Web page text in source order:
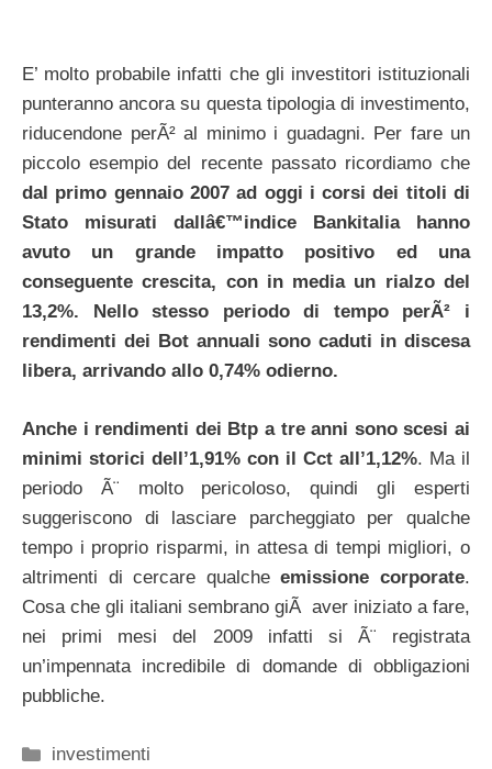
E’ molto probabile infatti che gli investitori istituzionali
punteranno ancora su questa tipologia di investimento,
riducendone perÃ² al minimo i guadagni. Per fare un
piccolo esempio del recente passato ricordiamo che
dal primo gennaio 2007 ad oggi i corsi dei titoli di
Stato misurati dallâ€™indice Bankitalia hanno
avuto un grande impatto positivo ed una
conseguente crescita, con in media un rialzo del
13,2%. Nello stesso periodo di tempo perÃ² i
rendimenti dei Bot annuali sono caduti in discesa
libera, arrivando allo 0,74% odierno.
Anche i rendimenti dei Btp a tre anni sono scesi ai
minimi storici dell’1,91% con il Cct all’1,12%. Ma il
periodo Ã¨ molto pericoloso, quindi gli esperti
suggeriscono di lasciare parcheggiato per qualche
tempo i proprio risparmi, in attesa di tempi migliori, o
altrimenti di cercare qualcheemissione corporate.
Cosa che gli italiani sembrano giÃ aver iniziato a fare,
nei primi mesi del 2009 infatti si Ã¨ registrata
un’impennata incredibile di domande di obbligazioni
pubbliche.
Categorie
investimenti